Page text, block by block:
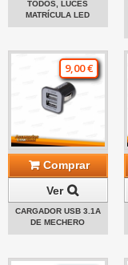
TODOS, LUCES
MATRÍCULA LED
9,00 €
Comprar
Ver
CARGADOR USB 3.1A
DE MECHERO